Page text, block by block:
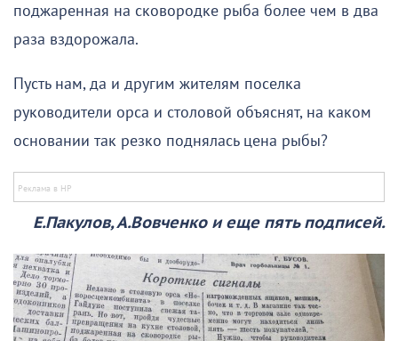
поджаренная на сковородке рыба более чем в два
раза вздорожала.
Пусть нам, да и другим жителям поселка
руководители орса и столовой объяснят, на каком
основании так резко поднялась цена рыбы?
Е.Пакулов, А.Вовченко и еще пять подписей.